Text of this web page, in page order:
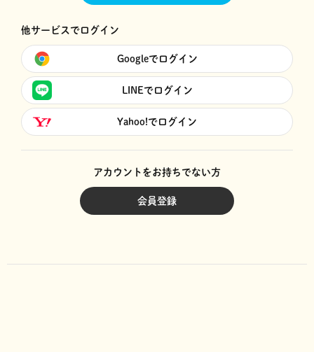
他サービスでログイン
Googleでログイン
LINEでログイン
Yahoo!でログイン
アカウントをお持ちでない方
会員登録